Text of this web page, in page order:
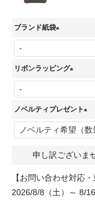
ブランド紙袋
必
須
リボンラッピング
必
須
)
ノベルティプレゼント
(
必
須
申し訳ございま
【お問い合わせ対応
2026/8/8（土）～ 8/